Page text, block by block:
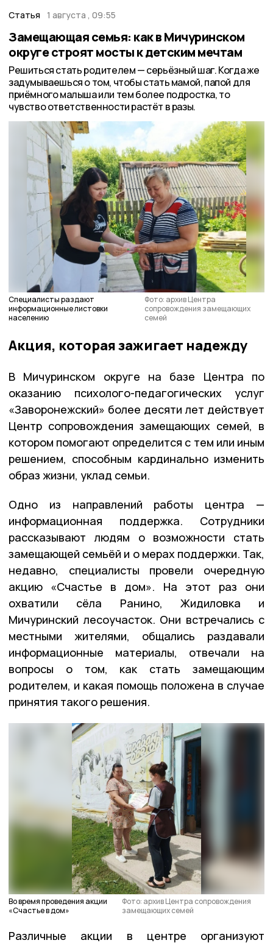
Статья 1 августа , 09:55
Замещающая семья: как в Мичуринском
округе строят мосты к детским мечтам
Решиться стать родителем — серьёзный шаг. Когда же
задумываешься о том, чтобы стать мамой, папой для
приёмного малыша или тем более подростка, то
чувство ответственности растёт в разы.
Специалисты раздают
информационные листовки
населению
Фото: архив Центра
сопровождения замещающих
семей
Акция, которая зажигает надежду
В Мичуринском округе на базе Центра по
оказанию психолого-педагогических услуг
«Заворонежский» более десяти лет действует
Центр сопровождения замещающих семей, в
котором помогают определится с тем или иным
решением, способным кардинально изменить
образ жизни, уклад семьи.
Одно из направлений работы центра —
информационная поддержка. Сотрудники
рассказывают людям о возможности стать
замещающей семьёй и о мерах поддержки. Так,
недавно, специалисты провели очередную
акцию «Счастье в дом». На этот раз они
охватили сёла Ранино, Жидиловка и
Мичуринский лесоучасток. Они встречались с
местными жителями, общались раздавали
информационные материалы, отвечали на
вопросы о том, как стать замещающим
родителем, и какая помощь положена в случае
принятия такого решения.
Во время проведения акции
«Счастье в дом»
Фото: архив Центра сопровождения
замещающих семей
Различные акции в центре организуют